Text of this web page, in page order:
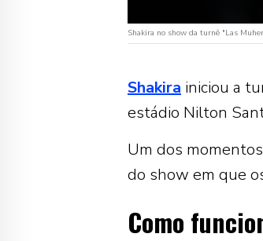
Shakira no show da turnê "Las
Shakira iniciou a
estádio Nilton
Um dos
do show em que
Como